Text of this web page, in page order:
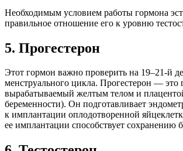
Необходимым условием работы гормона
правильное отношение его к уровню
5. Прогестерон
Этот гормон важно проверить на 19–21-й
менструального цикла. Прогестерон — это
вырабатываемый желтым телом и
беременности). Он подготавливает
к имплантации оплодотворенной
ее имплантации способствует сохранению